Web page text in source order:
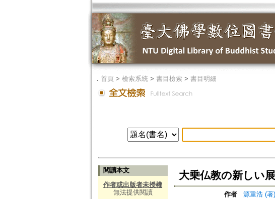
． 首頁> 檢索系統> 書目檢索> 書目明細
閱讀本文
作者或出版者未授權
無法提供閱讀
大乗仏教の新しい
作者
源重浩 (